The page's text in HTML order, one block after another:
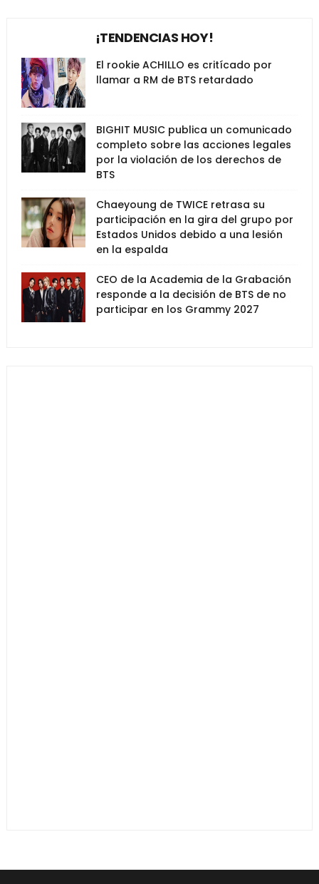
¡TENDENCIAS HOY!
El rookie ACHILLO es critícado por
llamar a RM de BTS retardado
BIGHIT MUSIC publica un comunicado
completo sobre las acciones legales
por la violación de los derechos de
BTS
Chaeyoung de TWICE retrasa su
participación en la gira del grupo por
Estados Unidos debido a una lesión
en la espalda
CEO de la Academia de la Grabación
responde a la decisión de BTS de no
participar en los Grammy 2027